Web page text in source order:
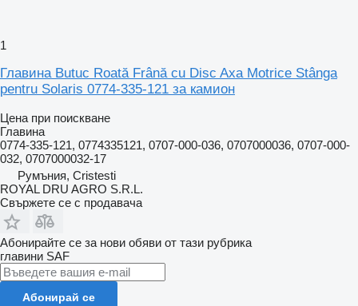
1
Главина Butuc Roată Frână cu Disc Axa Motrice Stânga
pentru Solaris 0774-335-121 за камион
Цена при поискване
Главина
0774-335-121, 0774335121, 0707-000-036, 0707000036, 0707-000-
032, 0707000032-17
Румъния, Cristesti
ROYAL DRU AGRO S.R.L.
Свържете се с продавача
Абонирайте се за нови обяви от тази рубрика
главини SAF
Абонирай се